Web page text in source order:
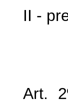
II -
Art.